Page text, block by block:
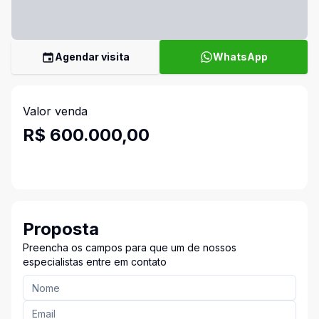
Agendar visita WhatsApp
Valor venda
R$ 600.000,00
Proposta
Preencha os campos para que um de nossos
especialistas entre em contato